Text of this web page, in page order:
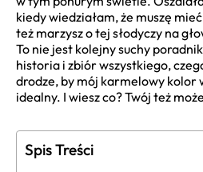
kiedy wiedziałam, że muszę
też marzysz o tej słodyczy na
To nie jest kolejny suchy
historia i zbiór wszystkiego,
drodze, by mój karmelowy kolor
idealny. I wiesz co? Twój też
Spis Treści